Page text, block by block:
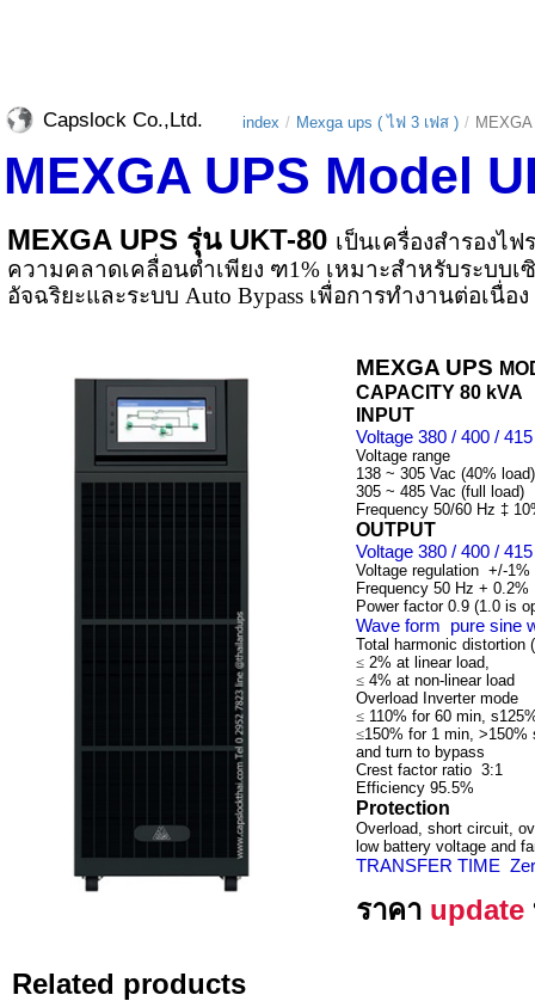
Capslock Co.,Ltd. index Mexga ups ( ไฟ 3 เฟส )
MEXGA UPS รุ่น UKT-80 เป็นเครื่องสำรองไฟ
ความคลาดเคลื่อนต่ำเพียง ฑ1% เหมาะสำหรับระบบ
อัจฉริยะและระบบ Auto Bypass เพื่อการทำงานต่อเนื่อ
Related products
MEXGA UPS Model
MEXGA UPS
CAPACITY 80 kVA
INPUT
Voltage 380 / 400 /
Voltage range
138 ~ 305 Vac (40%
305 ~ 485 Vac (full load)
Frequency 50/60 Hz ‡
OUTPUT
Voltage 380 / 400 /
Voltage regulation +/-1%
Frequency 50 Hz + 0.2%
Power factor 0.9 (1.0 is
Wave form pure sine
Total harmonic distortion
≤ 2% at linear load,
≤ 4% at non-linear load
Overload Inverter mode
≤ 110% for 60 min,
≤150% for 1 min, >150%
and turn to bypass
Crest factor ratio 3:1
Efficiency 95.5%
Protection
Overload, short circuit,
low battery voltage and
TRANSFER TIME
ราคา update